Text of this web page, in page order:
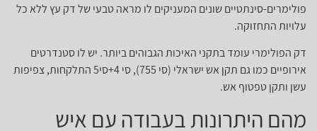
פולימרים-סינתטיים שונים המעניקים לו מראה טבעי של דק עץ ללא כל
עלויות התחזוקה.
דק הפולימרי עומד בתקני האיכות הגבוהים ביותר. יש לו סטנדרטים
אירופיים כמו גם תקן אש ישראלי (סי 755), סי 4+סי5 התלקחות, צפיפות
עשן ותקן טפטוף אש.
מהם היתרונות בעבודה עם איש